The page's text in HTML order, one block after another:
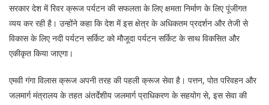
सरकार देश में रिवर क्रूज पर्यटन की सफलता के लिए क्षमता निर्माण के लिए पूंजीगत
व्यय कर रही है। उन्होंने कहा कि देश में इस क्षेत्र के अधिकतम प्रदर्शन और तेजी से
विकास के लिए नदी पर्यटन सर्किट को मौजूदा पर्यटन सर्किट के साथ विकसित और
एकीकृत किया जाएगा।
एमवी गंगा विलास क्रूज अपनी तरह की पहली क्रूज सेवा है। पत्तन, पोत परिवहन और
जलमार्ग मंत्रालय के तहत अंतर्देशीय जलमार्ग प्राधिकरण के सहयोग से, इस सेवा की